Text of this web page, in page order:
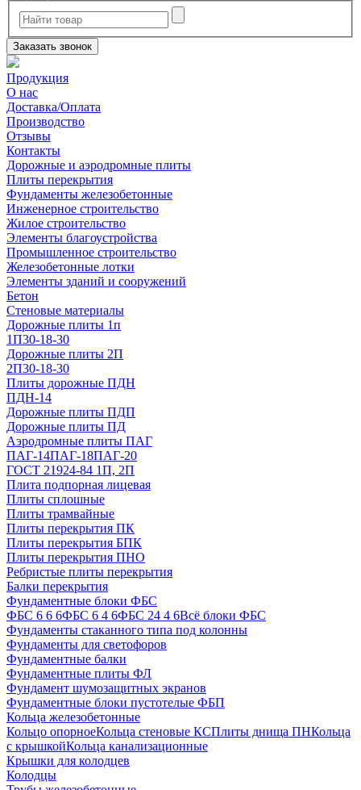
Заказать звонок
Продукция
О нас
Доставка/Оплата
Производство
Отзывы
Контакты
Дорожные и аэродромные плиты
Плиты перекрытия
Фундаменты железобетонные
Инженерное строительство
Жилое строительство
Элементы благоустройства
Промышленное строительство
Железобетонные лотки
Элементы зданий и сооружений
Бетон
Стеновые материалы
Дорожные плиты 1п
1П30-18-30
Дорожные плиты 2П
2П30-18-30
Плиты дорожные ПДН
ПДН-14
Дорожные плиты ПДП
Дорожные плиты ПД
Аэродромные плиты ПАГ
ПАГ-14ПАГ-18ПАГ-20
ГОСТ 21924-84 1П, 2П
Плита подпорная лицевая
Плиты сплошные
Плиты трамвайные
Плиты перекрытия ПК
Плиты перекрытия БПК
Плиты перекрытия ПНО
Ребристые плиты перекрытия
Балки перекрытия
Фундаментные блоки ФБС
ФБС 6 6 6ФБС 6 4 6ФБС 24 4 6Всё блоки ФБС
Фундаменты стаканного типа под колонны
Фундаменты для светофоров
Фундаментные балки
Фундаментные плиты ФЛ
Фундамент шумозащитных экранов
Фундаментные блоки пустотелые ФБП
Кольца железобетонные
Кольцо опорноеКольца стеновые КСПлиты днища ПНКольца
с крышкойКольца канализационные
Крышки для колодцев
Колодцы